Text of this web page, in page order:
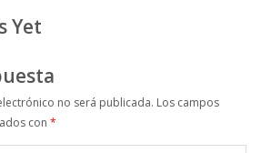
Yet
no será publicada. Los campos
con*